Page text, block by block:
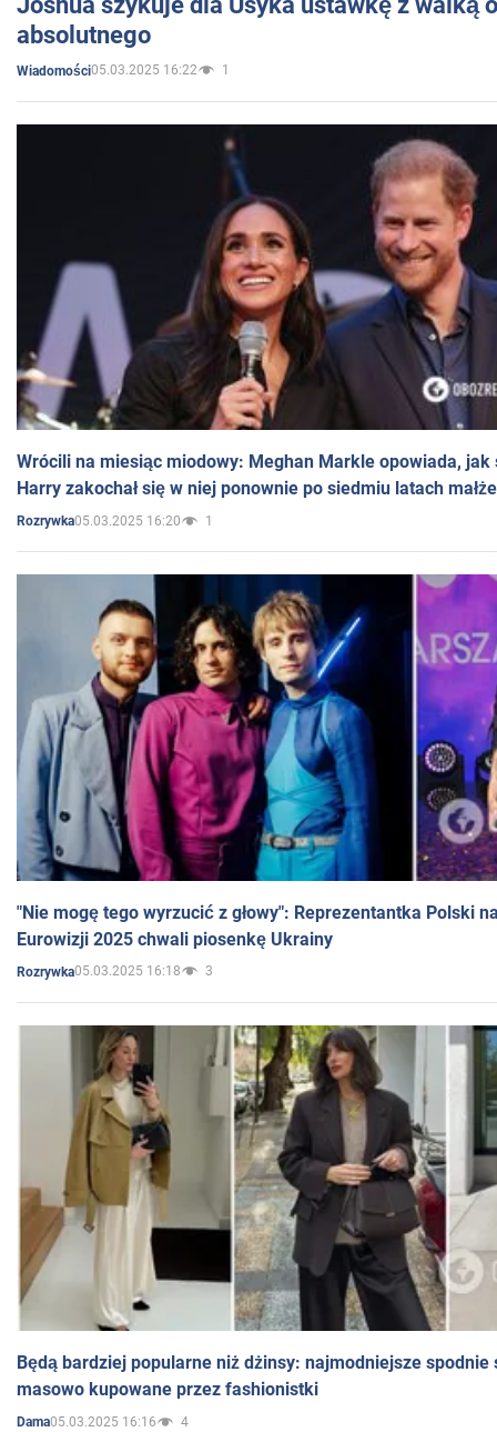
absolutnego
Wiadomości05.03.2025 16:22 1
Wrócili na miesiąc miodowy: Meghan Markle opowiada, jak
Harry zakochał się w niej ponownie po siedmiu latach
Rozrywka05.03.2025 16:20 1
"Nie mogę tego wyrzucić z głowy": Reprezentantka Polski
Eurowizji 2025 chwali piosenkę Ukrainy
Rozrywka05.03.2025 16:18 3
Będą bardziej popularne niż dżinsy: najmodniejsze spodnie
masowo kupowane przez fashionistki
Dama05.03.2025 16:16 4